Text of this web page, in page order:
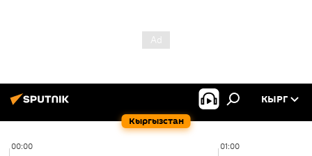
Кыргызстан
КЫРГ
00:00 01:00